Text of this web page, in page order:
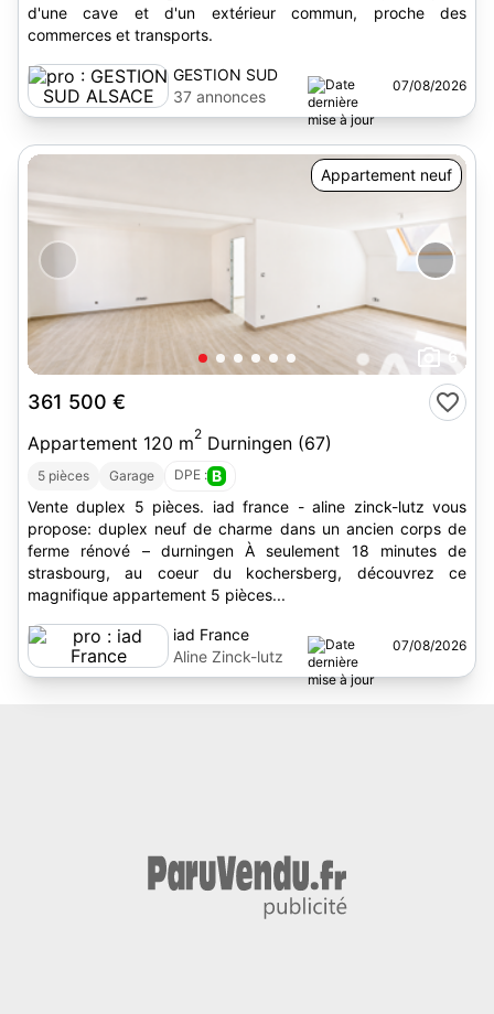
d'une cave et d'un extérieur commun, proche des
commerces et transports.
GESTION SUD
ALSACE
37 annonces
07/08/2026
Appartement neuf
6
361 500 €
Appartement 120 m2 Durningen (67)
5 pièces Garage DPE : B
Vente duplex 5 pièces. iad france - aline zinck-lutz vous
propose: duplex neuf de charme dans un ancien corps de
ferme rénové – durningen À seulement 18 minutes de
strasbourg, au coeur du kochersberg, découvrez ce
magnifique appartement 5 pièces...
iad France
Aline Zinck-lutz
07/08/2026